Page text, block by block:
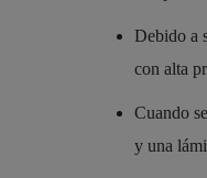
Debido a
con alta
Cuando
y una